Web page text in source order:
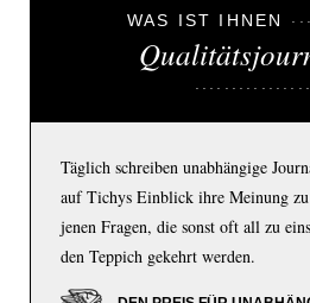
WAS IST IHNEN
Täglich schreiben unabhängige
auf Tichys Einblick ihre Meinung
jenen Fragen, die sonst oft all zu
den Teppich gekehrt werden.